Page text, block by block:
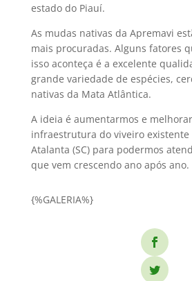
estado do Piauí.
As mudas nativas da Apremavi
mais procuradas. Alguns fatores
isso aconteça é a excelente
grande variedade de espécies,
nativas da Mata Atlântica.
A ideia é aumentarmos e
infraestrutura do viveiro
Atalanta (SC) para podermos
que vem crescendo ano após ano.
{%GALERIA%}